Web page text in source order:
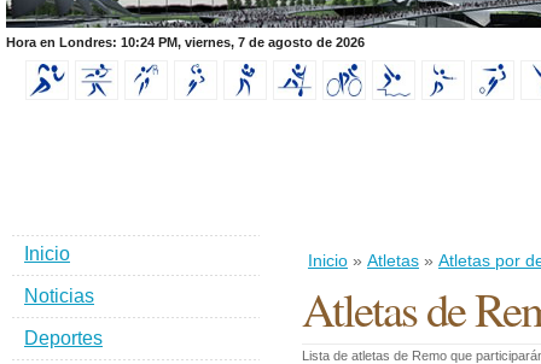
Hora en Londres: 10:24 PM, viernes, 7 de agosto de 2026
Inicio » Atletas » Atletas por
Atletas de
Lista de atletas de Remo que
Inicio
Noticias
Deportes